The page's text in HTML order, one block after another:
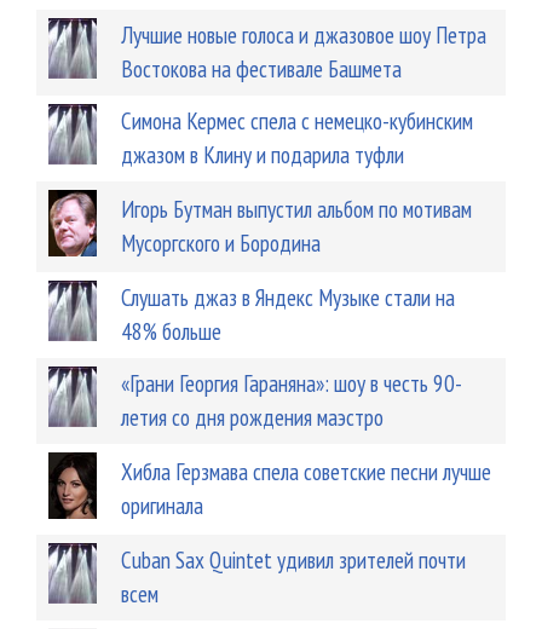
Лучшие новые голоса и джазовое шоу Петра
Востокова на фестивале Башмета
Симона Кермес спела с немецко-кубинским
джазом в Клину и подарила туфли
Игорь Бутман выпустил альбом по мотивам
Мусоргского и Бородина
Слушать джаз в Яндекс Музыке стали на
48% больше
«Грани Георгия Гараняна»: шоу в честь 90-
летия со дня рождения маэстро
Хибла Герзмава спела советские песни лучше
оригинала
Cuban Sax Quintet удивил зрителей почти
всем